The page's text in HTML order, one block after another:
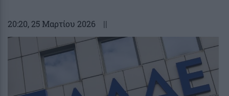
20:20, 25 Μαρτίου 2026 ||